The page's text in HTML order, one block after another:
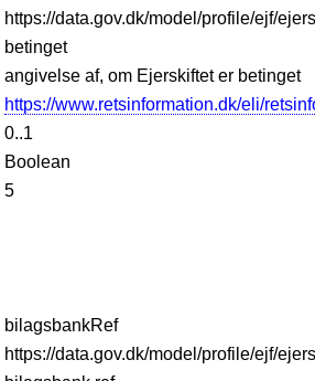
https://data.gov.dk/model/profile/ejf/
betinget
angivelse af, om Ejerskiftet er betinget
https://www.retsinformation.dk/eli/
0..1
Boolean
5
bilagsbankRef
https://data.gov.dk/model/profile/ejf/